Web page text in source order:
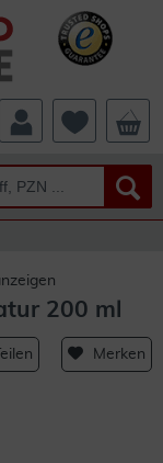
200 ml
Teilen Merken